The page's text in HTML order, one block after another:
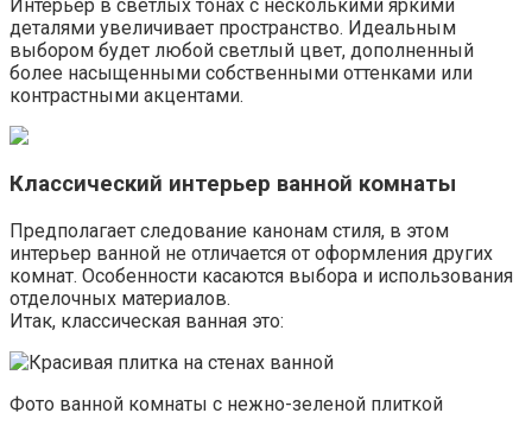
Интерьер в светлых тонах с несколькими яркими
деталями увеличивает пространство. Идеальным
выбором будет любой светлый цвет, дополненный
более насыщенными собственными оттенками или
контрастными акцентами.
Классический интерьер ванной комнаты
Предполагает следование канонам стиля, в этом
интерьер ванной не отличается от оформления других
комнат. Особенности касаются выбора и использования
отделочных материалов.
Итак, классическая ванная это:
Фото ванной комнаты с нежно-зеленой плиткой